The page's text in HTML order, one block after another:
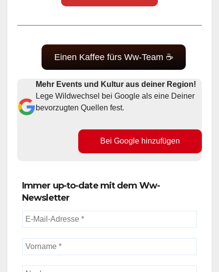
Einen Kaffee fürs Ww-Team ☕
Mehr Events und Kultur aus deiner Region!
Lege Wildwechsel bei Google als eine Deiner
bevorzugten Quellen fest.
Bei Google hinzufügen
Immer up-to-date mit dem Ww-
Newsletter